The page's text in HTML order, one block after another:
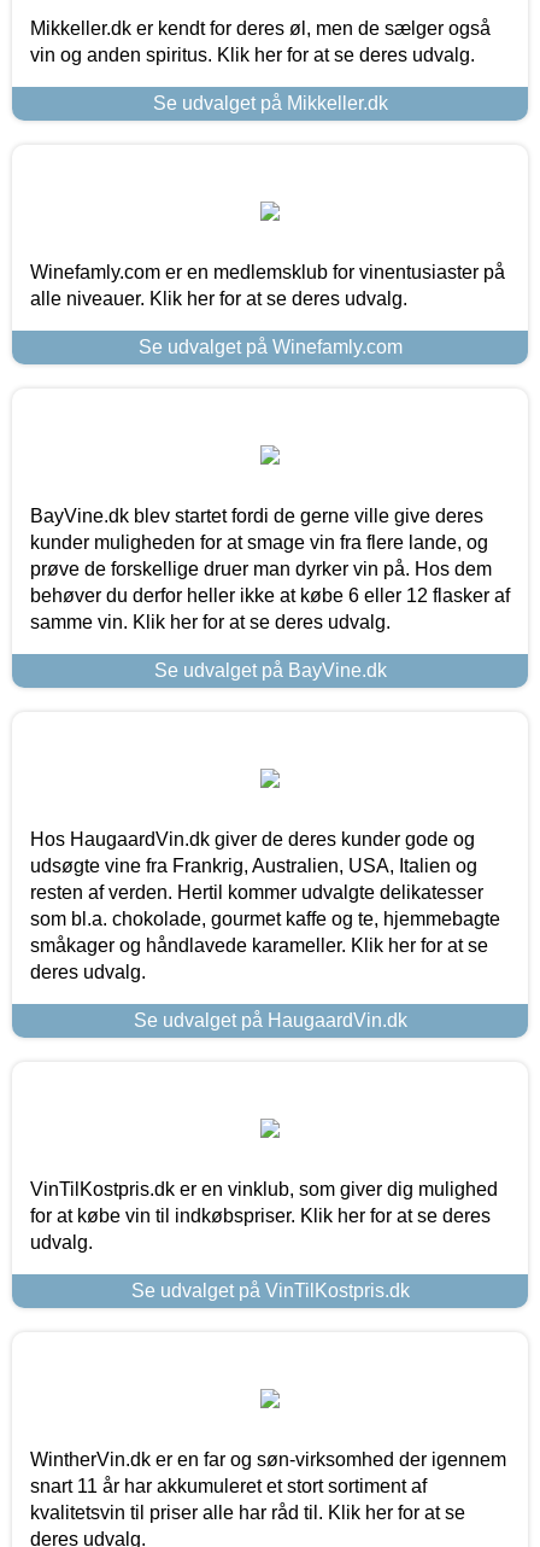
Mikkeller.dk er kendt for deres øl, men de sælger også
vin og anden spiritus. Klik her for at se deres udvalg.
Se udvalget på Mikkeller.dk
Winefamly.com er en medlemsklub for vinentusiaster på
alle niveauer. Klik her for at se deres udvalg.
Se udvalget på Winefamly.com
BayVine.dk blev startet fordi de gerne ville give deres
kunder muligheden for at smage vin fra flere lande, og
prøve de forskellige druer man dyrker vin på. Hos dem
behøver du derfor heller ikke at købe 6 eller 12 flasker af
samme vin. Klik her for at se deres udvalg.
Se udvalget på BayVine.dk
Hos HaugaardVin.dk giver de deres kunder gode og
udsøgte vine fra Frankrig, Australien, USA, Italien og
resten af verden. Hertil kommer udvalgte delikatesser
som bl.a. chokolade, gourmet kaffe og te, hjemmebagte
småkager og håndlavede karameller. Klik her for at se
deres udvalg.
Se udvalget på HaugaardVin.dk
VinTilKostpris.dk er en vinklub, som giver dig mulighed
for at købe vin til indkøbspriser. Klik her for at se deres
udvalg.
Se udvalget på VinTilKostpris.dk
WintherVin.dk er en far og søn-virksomhed der igennem
snart 11 år har akkumuleret et stort sortiment af
kvalitetsvin til priser alle har råd til. Klik her for at se
deres udvalg.